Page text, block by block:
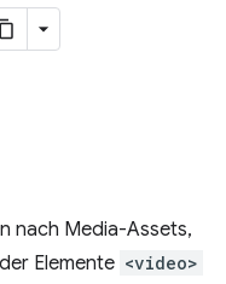
nach Media-Assets,
der Elemente <video>